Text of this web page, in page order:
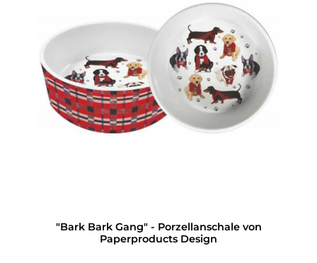
"Bark Bark Gang" - Porzellanschale von
Paperproducts Design